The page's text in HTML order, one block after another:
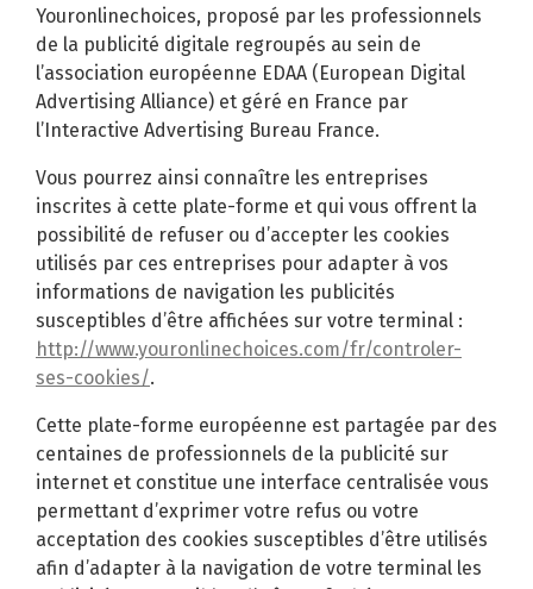
Youronlinechoices, proposé par les professionnels
de la publicité digitale regroupés au sein de
l’association européenne EDAA (European Digital
Advertising Alliance) et géré en France par
l’Interactive Advertising Bureau France.
Vous pourrez ainsi connaître les entreprises
inscrites à cette plate-forme et qui vous offrent la
possibilité de refuser ou d’accepter les cookies
utilisés par ces entreprises pour adapter à vos
informations de navigation les publicités
susceptibles d’être affichées sur votre terminal :
http://www.youronlinechoices.com/fr/controler-
ses-cookies/.
Cette plate-forme européenne est partagée par des
centaines de professionnels de la publicité sur
internet et constitue une interface centralisée vous
permettant d’exprimer votre refus ou votre
acceptation des cookies susceptibles d’être utilisés
afin d’adapter à la navigation de votre terminal les